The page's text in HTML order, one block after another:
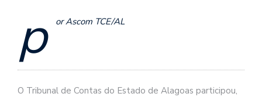
p or Ascom TCE/AL
O Tribunal de Contas do Estado de Alagoas participou,